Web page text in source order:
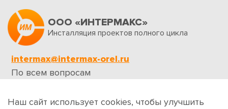
ООО «ИНТЕРМАКС»
Инсталляция проектов полного цикла
intermax@intermax-orel.ru
По всем вопросам
Обратная связь
Наш сайт использует cookies, чтобы улучшить